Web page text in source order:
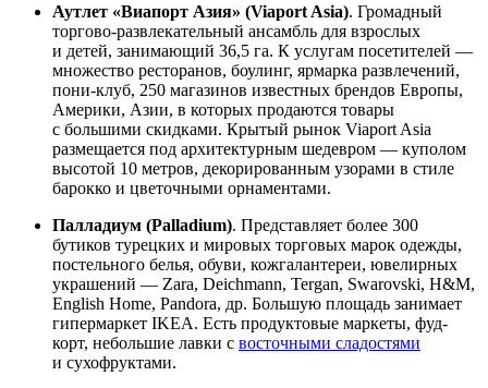
Аутлет «Виапорт Азия» (Viaport Asia). Громадный
торгово-развлекательный ансамбль для взрослых
и детей, занимающий 36,5 га. К услугам посетителей —
множество ресторанов, боулинг, ярмарка развлечений,
пони-клуб, 250 магазинов известных брендов Европы,
Америки, Азии, в которых продаются товары
с большими скидками. Крытый рынок Viaport Asia
размещается под архитектурным шедевром — куполом
высотой 10 метров, декорированным узорами в стиле
барокко и цветочными орнаментами.
Палладиум (Palladium). Представляет более 300
бутиков турецких и мировых торговых марок одежды,
постельного белья, обуви, кожгалантереи, ювелирных
украшений — Zara, Deichmann, Tergan, Swarovski, H&M,
English Home, Pandora, др. Большую площадь занимает
гипермаркет IKEA. Есть продуктовые маркеты, фуд-
корт, небольшие лавки с восточными сладостями
и сухофруктами.